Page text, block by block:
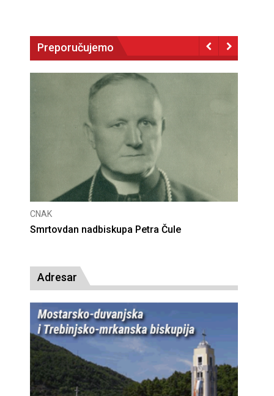
Preporučujemo
nadbiskupa Petra Čule
Deseta obljetnica
Adresar